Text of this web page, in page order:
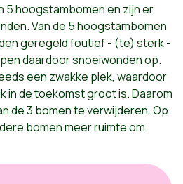
5 hoogstambomen en zijn er
Van de 5 hoogstambomen
geregeld foutief - (te) sterk -
daardoor snoeiwonden op.
een zwakke plek, waardoor
in de toekomst groot is. Daarom
de 3 bomen te verwijderen. Op
bomen meer ruimte om